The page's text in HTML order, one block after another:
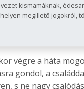
kismamáknak,
megillető jogokról,
végre a háta
gondol, a
s ne nagy
»
menedzser